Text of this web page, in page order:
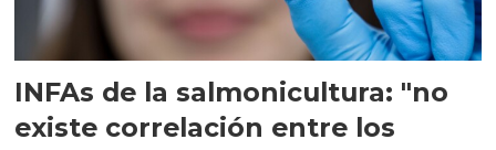
INFAs de la salmonicultura: "no
existe correlación entre los